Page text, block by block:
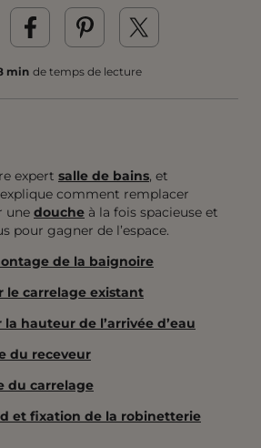
min de temps de lecture
expert salle de bains, et
comment remplacer
une douche à la fois spacieuse et
pour gagner de l’espace.
de la baignoire
le carrelage existant
la hauteur de l’arrivée d’eau
du receveur
du carrelage
et fixation de la robinetterie